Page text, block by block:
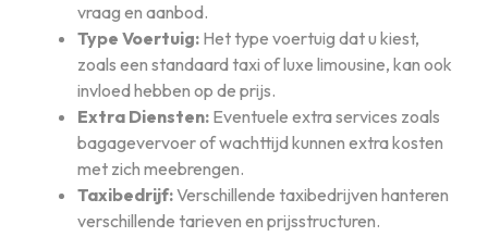
vraag en aanbod.
Type Voertuig: Het type voertuig dat u kiest,
zoals een standaard taxi of luxe limousine, kan ook
invloed hebben op de prijs.
Extra Diensten: Eventuele extra services zoals
bagagevervoer of wachttijd kunnen extra kosten
met zich meebrengen.
Taxibedrijf:Verschillende taxibedrijven hanteren
verschillende tarieven en prijsstructuren.